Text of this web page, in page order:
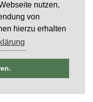
nutzen,
von
hierzu erhalten